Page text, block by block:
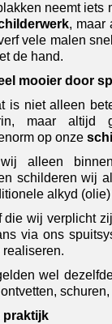
neemt iets
, maar
vele malen
de hand.
mooier door
is niet alleen
maar altijd
op onze
alleen
schilderen wij
alkyd (olie)
die wij verplicht
via ons
wel
ontvetten,
praktijk